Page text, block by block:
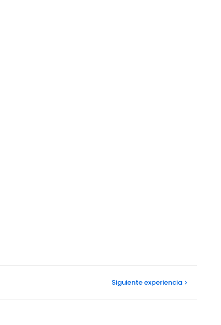
Siguienteexperiencia